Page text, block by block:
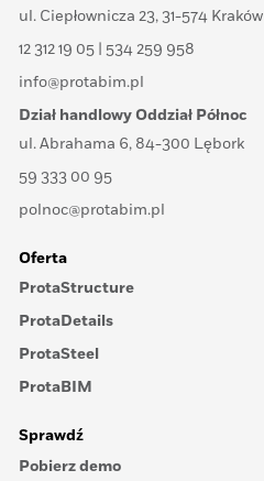
ul. Ciepłownicza 23, 31-574 Kraków
12 312 19 05 | 534 259 958
info@protabim.pl
Dział handlowy Oddział Północ
ul. Abrahama 6, 84-300 Lębork
59 333 00 95
polnoc@protabim.pl
Oferta
ProtaStructure
ProtaDetails
ProtaSteel
ProtaBIM
Sprawdź
Pobierz demo